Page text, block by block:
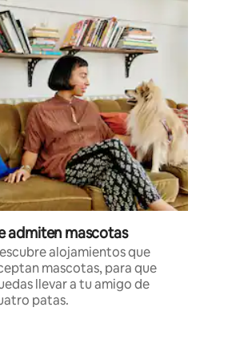
admiten mascotas
alojamientos que
mascotas, para que
llevar a tu amigo de
patas.